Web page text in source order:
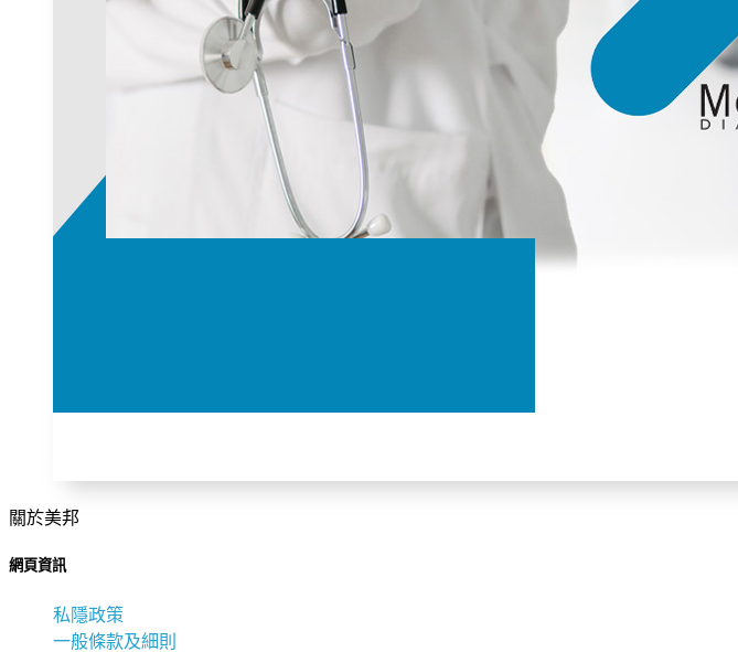
關於美邦
網頁資訊
私隱政策
一般條款及細則